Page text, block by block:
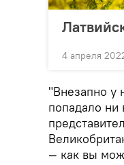
4 апреля
"Внезапно у
попадало ни
— как вы